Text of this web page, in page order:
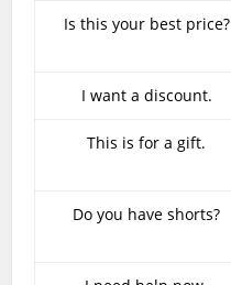
Is this your best price?
I want a discount.
This is for a gift.
Do you have shorts?